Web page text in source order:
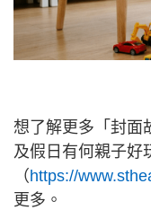
想了解更多「封面
及假日有何親子好
（https://
更多。